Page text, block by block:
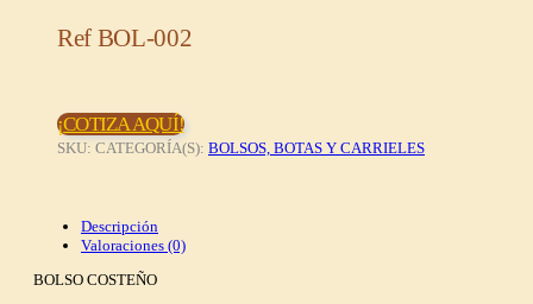
Ref BOL-002
¡COTIZA AQUÍ!
SKU: CATEGORÍA(S): BOLSOS, BOTAS Y CARRIELES
Descripción
Valoraciones (0)
BOLSO COSTEÑO